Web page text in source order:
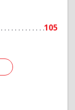
105